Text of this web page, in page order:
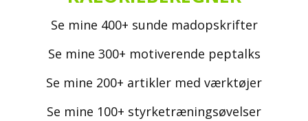
Se mine 400+ sunde madopskrifter
Se mine 300+ motiverende peptalks
Se mine 200+ artikler med værktøjer
Se mine 100+ styrketræningsøvelser